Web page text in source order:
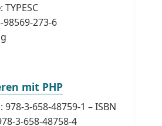
: TYPESC
98569-273-6
mit PHP
978-3-658-48759-1 – ISBN
3-658-48758-4